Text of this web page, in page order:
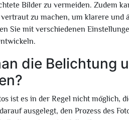
Bilder zu vermeiden. Zudem
zu machen, um klarere und
Sie mit verschiedenen
die Belichtung
ist es in der Regel nicht möglich,
ausgelegt, den Prozess des